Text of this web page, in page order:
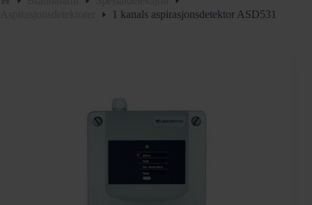
1 kanals aspirasjonsdetektor ASD531